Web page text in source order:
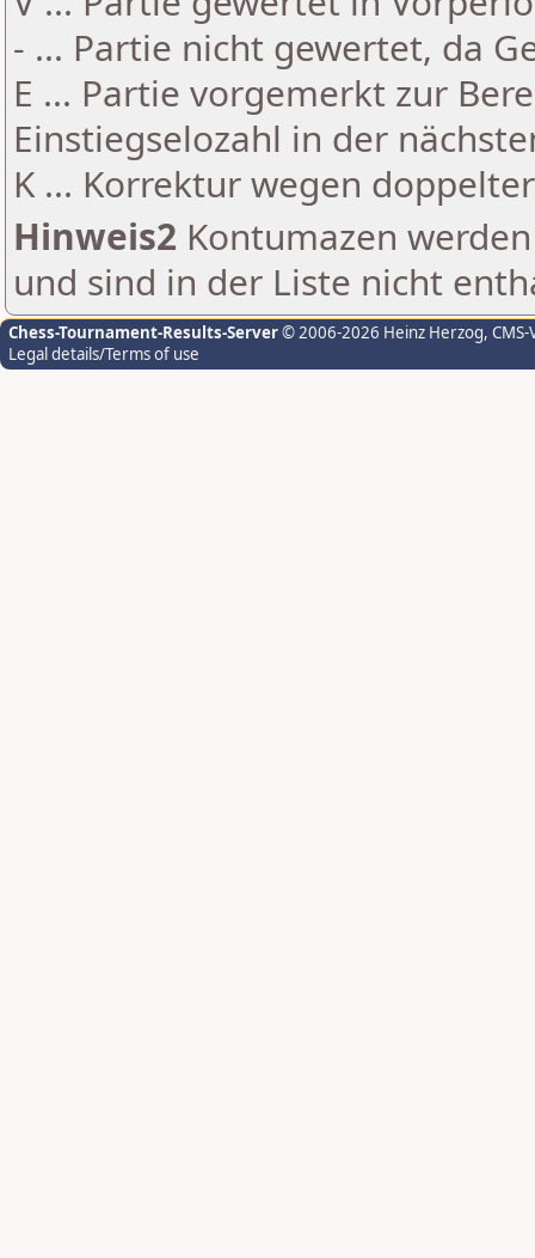
- ... Partie nicht gewertet, da
E ... Partie vorgemerkt zur
Einstiegselozahl in der
K ... Korrektur wegen
Hinweis2 Kontumazen
und sind in der Liste nicht
Chess-Tournament-Results-Server© 2006-2026 Heinz Herzog,
Legal details/Terms of use